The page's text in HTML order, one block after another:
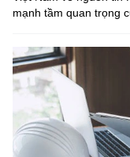
mạnh tầm quan trọng